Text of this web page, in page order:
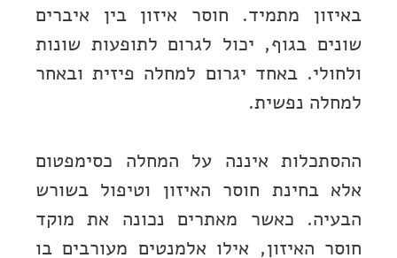
באיזון מתמיד. חוסר איזון בין איברים
שונים בגוף, יכול לגרום לתופעות שונות
ולחולי. באחד יגרום למחלה פיזית ובאחר
למחלה נפשית.
ההסתכלות איננה על המחלה כסימפטום
אלא בחינת חוסר האיזון וטיפול בשורש
הבעיה. כאשר מאתרים נכונה את מוקד
חוסר האיזון, אילו אלמנטים מעורבים בו